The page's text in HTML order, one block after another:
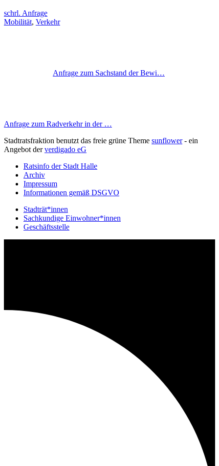
schrl. Anfrage
Mobilität, Verkehr
Anfrage zum Sachstand der Bewi…
Anfrage zum Radverkehr in der …
Stadtratsfraktion benutzt das freie grüne Theme sunflower‐ ein
Angebot derverdigado eG
Ratsinfo der Stadt Halle
Archiv
Impressum
Informationen gemäß DSGVO
Stadträt*innen
Sachkundige Einwohner*innen
Geschäftsstelle